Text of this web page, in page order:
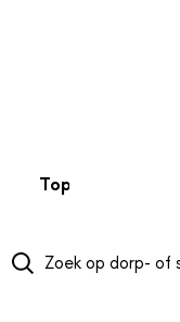
Top 50